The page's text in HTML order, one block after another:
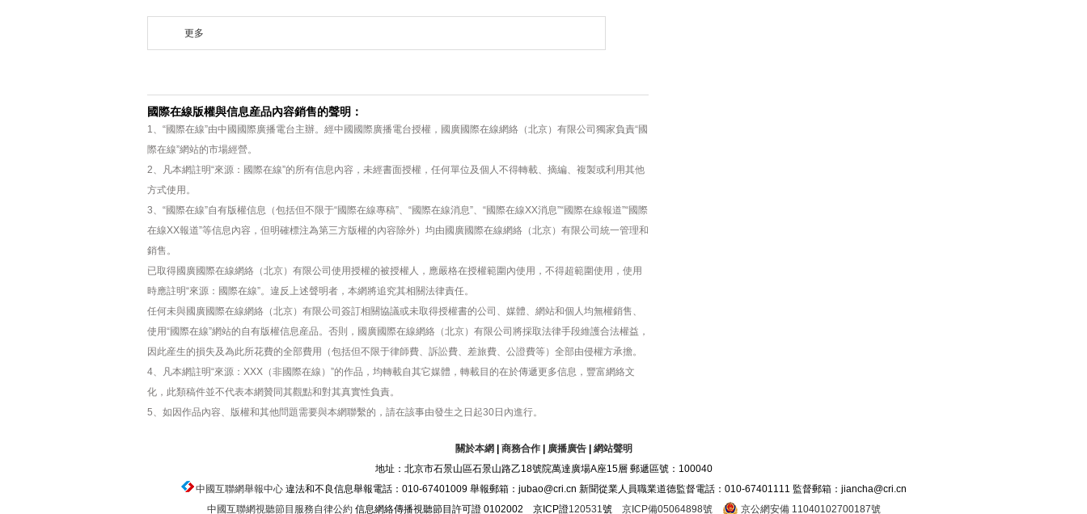
更多
國際在線版權與信息産品內容銷售的聲明：
1、“國際在線”由中國國際廣播電台主辦。經中國國際廣播電台授權，國廣國際在線網絡（北京）有限公司獨家負責“國
際在線”網站的市場經營。
2、凡本網註明“來源：國際在線”的所有信息內容，未經書面授權，任何單位及個人不得轉載、摘編、複製或利用其他
方式使用。
3、“國際在線”自有版權信息（包括但不限于“國際在線專稿”、“國際在線消息”、“國際在線XX消息”“國際在線報道”“國際
在線XX報道”等信息內容，但明確標注為第三方版權的內容除外）均由國廣國際在線網絡（北京）有限公司統一管理和
銷售。
已取得國廣國際在線網絡（北京）有限公司使用授權的被授權人，應嚴格在授權範圍內使用，不得超範圍使用，使用
時應註明“來源：國際在線”。違反上述聲明者，本網將追究其相關法律責任。
任何未與國廣國際在線網絡（北京）有限公司簽訂相關協議或未取得授權書的公司、媒體、網站和個人均無權銷售、
使用“國際在線”網站的自有版權信息産品。否則，國廣國際在線網絡（北京）有限公司將採取法律手段維護合法權益，
因此産生的損失及為此所花費的全部費用（包括但不限于律師費、訴訟費、差旅費、公證費等）全部由侵權方承擔。
4、凡本網註明“來源：XXX（非國際在線）”的作品，均轉載自其它媒體，轉載目的在於傳遞更多信息，豐富網絡文
化，此類稿件並不代表本網贊同其觀點和對其真實性負責。
5、如因作品內容、版權和其他問題需要與本網聯繫的，請在該事由發生之日起30日內進行。
關於本網 商務合作| 廣播廣告| 網站聲明
地址：北京市石景山區石景山路乙18號院萬達廣場A座15層 郵遞區號：100040
中國互聯網舉報中心違法和不良信息舉報電話：010-67401009 舉報郵箱：jubao@cri.cn 新聞從業人員職業道德監督電話：010-67401111 監督郵箱：jiancha@cri.cn
中國互聯網視聽節目服務自律公約信息網絡傳播視聽節目許可證 0102002 京ICP證120531號 京ICP備05064898號 京公網安備 11040102700187號